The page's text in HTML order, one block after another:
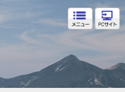
福島県議会